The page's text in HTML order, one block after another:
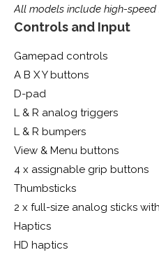
All models include high-
Controls and Input
Gamepad controls
A B X Y buttons
D-pad
L & R analog triggers
L & R bumpers
View & Menu buttons
4 x assignable grip buttons
Thumbsticks
2 x full-size analog sticks
Haptics
HD haptics